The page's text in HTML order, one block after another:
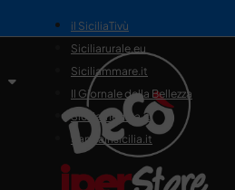
il SiciliaTivù
Siciliarurale.eu
Siciliammare.it
Il Giornale della Bellezza
Siciliamedica.it
Sanitainsicilia.it